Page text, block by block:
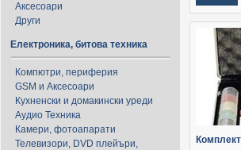
Аксесоари
Други
Електроника, битова техника
Компютри, периферия
GSM и Аксесоари
Кухненски и домакински уреди
Аудио Техника
Камери, фотоапарати
Телевизори, DVD плейъри,